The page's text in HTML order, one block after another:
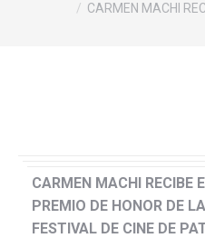
CARMEN MACHI
CARMEN MACHI RECIBE
PREMIO DE HONOR DE
FESTIVAL DE CINE DE